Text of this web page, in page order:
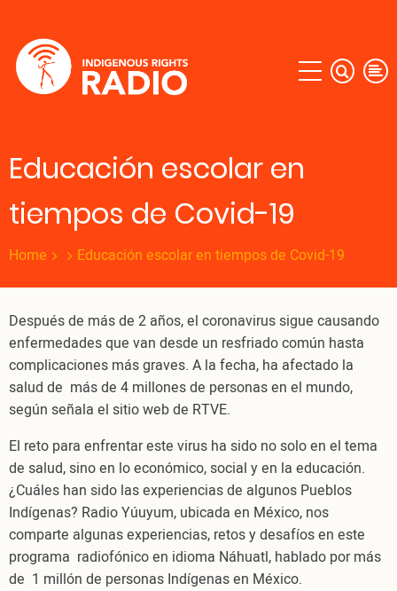
main
content
Educación escolar en
tiempos de Covid-19
Home Educación escolar en tiempos de Covid-19
Después de más de 2 años, el coronavirus sigue causando
enfermedades que van desde un resfriado común hasta
complicaciones más graves. A la fecha, ha afectado la
salud de más de 4 millones de personas en el mundo,
según señala el sitio web de RTVE.
El reto para enfrentar este virus ha sido no solo en el tema
de salud, sino en lo económico, social y en la educación.
¿Cuáles han sido las experiencias de algunos Pueblos
Indígenas? Radio Yúuyum, ubicada en México, nos
comparte algunas experiencias, retos y desafíos en este
programa radiofónico en idioma Náhuatl, hablado por más
de 1 millón de personas Indígenas en México.